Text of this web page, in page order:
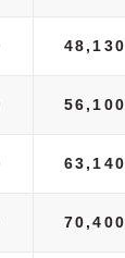
48,130
56,100
63,140
70,400